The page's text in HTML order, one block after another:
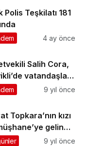
Polis Teşkilatı 181
4 ay önce
Salih Cora,
vatandaşlara
9 yıl önce
Topkara’nın kızı
gelin
9 yıl önce